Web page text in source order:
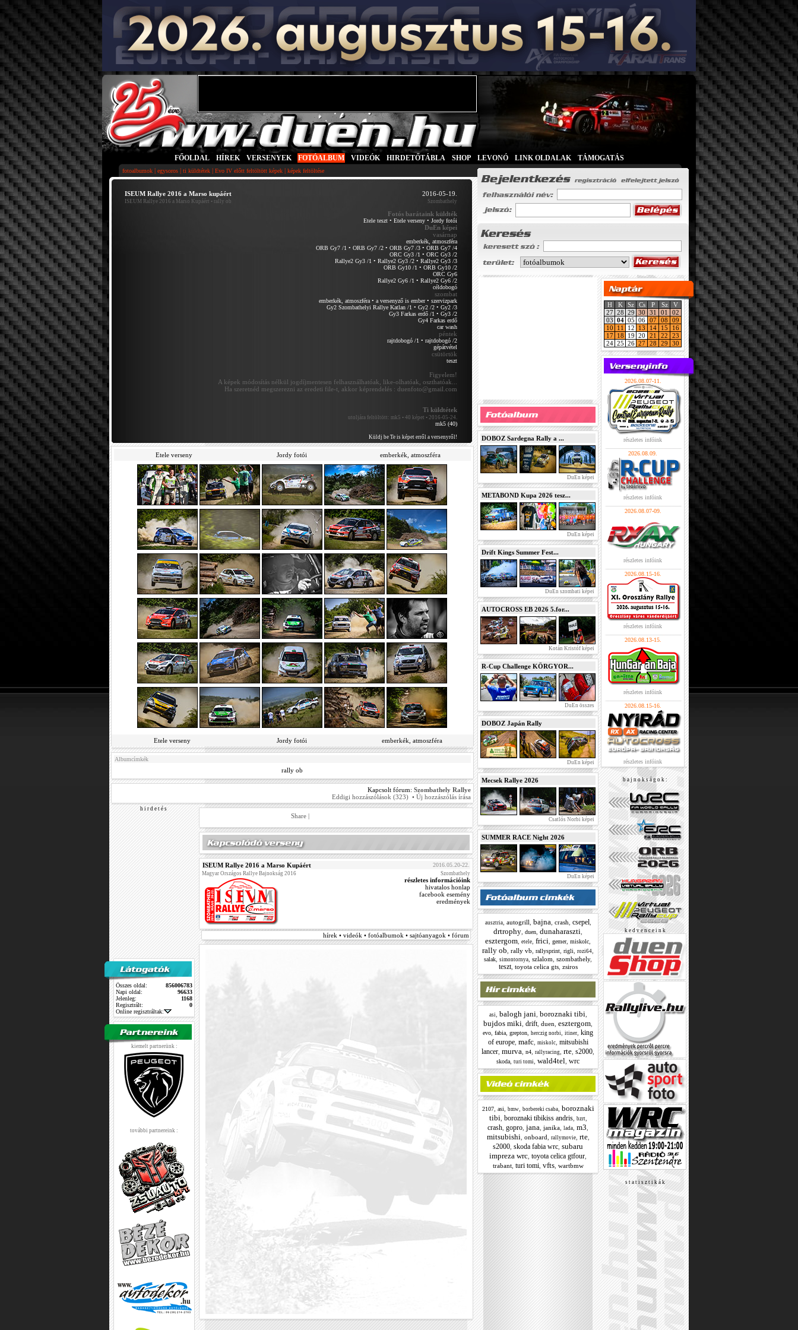
FŐOLDAL HÍREK VERSENYEK FOTÓALBUM VIDEÓK HIRDETŐTÁBLA SHOP LEVONÓ LINK OLDALAK TÁMOGATÁS
fotoalbumok | egysoros | ti küldtétek | Evo IV előtt feltöltött képek | képek feltöltése
ISEUM Rallye 2016 a Marso kupáért
ISEUM Rallye 2016 a Marso Kupáért • rally ob
2016-05-19.
Szombathely
Fotós barátaink küldték
Etele teszt• Etele verseny• Jordy fotói
DuEn képei
vasárnap
emberkék, atmoszféra
ORB Gy7 /1 • ORB Gy7 /2• ORB Gy7 /3• ORB Gy7 /4
ORC Gy3 /1 • ORC Gy3 /2
Rallye2 Gy3 /1 • Rallye2 Gy3 /2• Rallye2 Gy3 /3
ORB Gy10 /1 • ORB Gy10 /2
ORC Gy6
Rallye2 Gy6 /1 • Rallye2 Gy6 /2
céldobogó
szombat
emberkék, atmoszféra• a versenyző is ember• szervizpark
Gy2 Szombathelyi Rallye Katlan /1 • Gy2 /2• Gy2 /3
Gy3 Farkas erdő /1 • Gy3 /2
Gy4 Farkas erdő
car wash
péntek
rajtdobogó /1 • rajtdobogó /2
gépátvétel
csütörtök
teszt
Figyelem!
A képek módosítás nélkül jogdíjmentesen felhasználhatóak, like-olhatóak, oszthatóak...
Ha szeretnéd megszerezni az eredeti file-t, akkor képrendelés : duenfoto@gmail.com
Ti küldtétek
utoljára feltöltött: mk5 • 40 képet • 2016-05-24.
mk5 (40)
Küldj be Te is képet erről a versenyről!
Etele verseny Jordy fotói emberkék, atmoszféra
Etele verseny Jordy fotói emberkék, atmoszféra
Albumcímkék
rally ob
Kapcsolt fórum: Szombathely Rallye
Eddigi hozzászólások (323)• Új hozzászólás írása
h i r d e t é s
Összes oldal:
856006783
Napi oldal:
96633
Jelenleg:
1168
Regisztrált:
0
Online regisztráltak:
kiemelt partnerünk :
további partnereink :
Share |
ISEUM Rallye 2016 a Marso Kupáért 2016.05.20-22.
Magyar Országos Rallye Bajnokság 2016 Szombathely
részletes információink
hivatalos honlap
facebook esemény
eredmények
hírek • videók • fotóalbumok • sajtóanyagok • fórum
DOBOZ Sardegna Rally a ...
DuEn képei
METABOND Kupa 2026 tesz...
DuEn képei
Drift Kings Summer Fest...
DuEn szombati képei
AUTOCROSS EB 2026 5.for...
Kotán Kristóf képei
R-Cup Challenge KÖRGYOR...
DuEn összes
DOBOZ Japán Rally
DuEn képei
Mecsek Rallye 2026
Csatlós Norbi képei
SUMMER RACE Night 2026
DuEn képei
ausztria, autogrill bajna crash csepel
drtrophy duen dunaharaszti
esztergom etele frici gemer, miskolc
rally ob rally vb rallysprint rigli rozi64
salak simontornya szlalom szombathely,
teszt, toyota celica gts, zsiros
asi balogh jani boroznaki tibi
bujdos miki drift duen esztergom
evo fabia grepton herczig norbi itiner king
of europe, mafc, miskolc, mitsubishi
lancer murva n4 rallyracing rte s2000
skoda turi tomi wald4tel wrc
2107, asi bmw, borbereki csaba, boroznaki
tibi boroznaki tibikiss andris, bzrt,
crash gopro jana janika lada m3
mitsubishi onboard rallymovie, rte,
s2000 skoda fabia wrc subaru
impreza wrc toyota celica gtfour
trabant, turi tomi, vfts, wartbmw
H K Sz Cs P Sz
V
27 28 29 30 31 01
02
03 04 05 06 07 08
09
10
11 12 13 14 15
16
17
18 19 20 21 22
23
24 25 26 27 28 29 30
2026.08.07-11.
részletes infóink
2026.08.09.
részletes infóink
2026.08.07-09.
részletes infóink
2026.08.15-16.
részletes infóink
2026.08.13-15.
részletes infóink
2026.08.15-16.
részletes infóink
b a j n o k s á g o k :
k e d v e n c e i n k
s t a t i s z t i k á k